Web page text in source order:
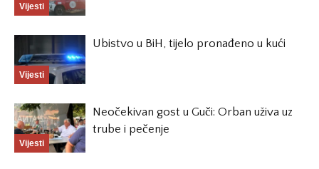
Vijesti
Vijesti
Ubistvo u BiH, tijelo pronađeno u kući
Vijesti
Neočekivan gost u Guči: Orban uživa uz
trube i pečenje